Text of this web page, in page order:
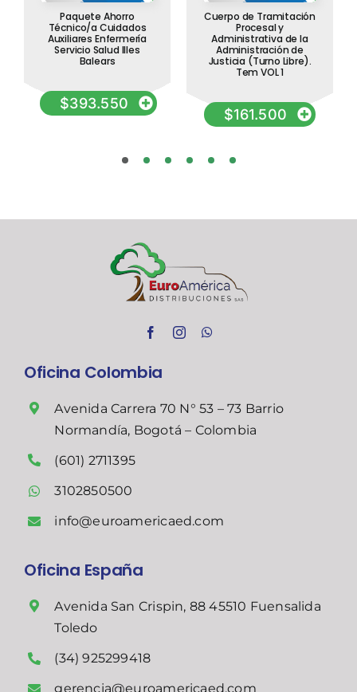
Paquete Ahorro
Técnico/a Cuidados
Auxiliares Enfermería
Servicio Salud Illes
Balears
$393.550
Cuerpo de Tramitación
Procesal y
Administrativa de la
Administración de
Justicia (Turno Libre).
Tem VOL 1
$161.500
Oficina Colombia
Avenida Carrera 70 N° 53 – 73 Barrio
Normandía, Bogotá – Colombia
(601) 2711395
3102850500
info@euroamericaed.com
Oficina España
Avenida San Crispin, 88 45510 Fuensalida
Toledo
(34) 925299418
gerencia@euroamericaed.com